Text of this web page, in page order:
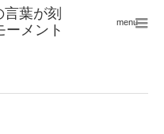
menu